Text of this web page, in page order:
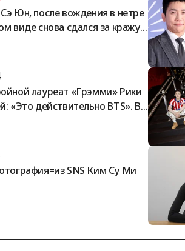
произведены в полном
Юн, после вождения в нетре
виде снова сдался за кражу:
лауреат «Грэмми» Рики
«Это действительно BTS». Вв
[K-EYES]
SNS Ким Су Ми